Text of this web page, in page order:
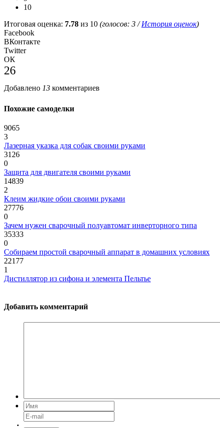
10
Итоговая оценка: 7.78 из 10 (голосов: 3 /История оценок)
Facebook
ВКонтакте
Twitter
ОК
26
Добавлено 13 комментариев
Похожие самоделки
9065
3
Лазерная указка для собак своими руками
3126
0
Защита для двигателя своими руками
14839
2
Клеим жидкие обои своими руками
27776
0
Зачем нужен сварочный полуавтомат инверторного типа
35333
0
Собираем простой сварочный аппарат в домашних условиях
22177
1
Дистиллятор из сифона и элемента Пельтье
Добавить комментарий